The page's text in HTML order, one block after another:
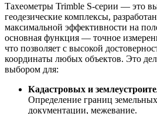
Тахеометры Trimble S-серии — это
геодезические комплексы,
максимальной эффективности на
основная функция — точное
что позволяет с высокой
координаты любых объектов. Это
выбором для:
Кадастровых и
Определение границ
документации, межевание.